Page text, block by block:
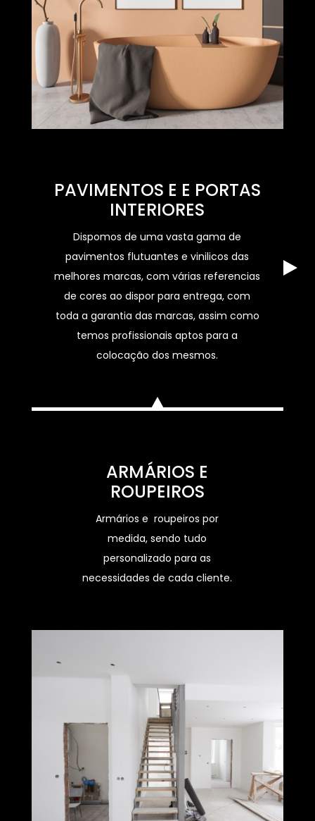
PAVIMENTOS E E PORTAS
INTERIORES
Dispomos de uma vasta gama de
pavimentos flutuantes e vinilicos das
melhores marcas, com várias referencias
de cores ao dispor para entrega, com
toda a garantia das marcas, assim como
temos profissionais aptos para a
colocação dos mesmos.
ARMÁRIOS E
ROUPEIROS
Armários e roupeiros por
medida, sendo tudo
personalizado para as
necessidades de cada cliente.